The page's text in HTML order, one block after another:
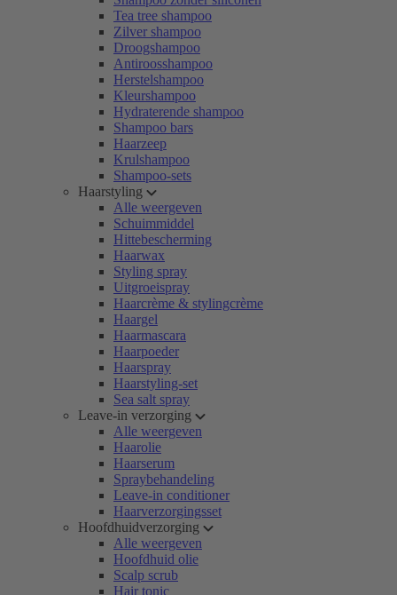
Tea tree shampoo
Zilver shampoo
Droogshampoo
Antiroosshampoo
Herstelshampoo
Kleurshampoo
Hydraterende shampoo
Shampoo bars
Haarzeep
Krulshampoo
Shampoo-sets
Haarstyling
Alle weergeven
Schuimmiddel
Hittebescherming
Haarwax
Styling spray
Uitgroeispray
Haarcrème & stylingcrème
Haargel
Haarmascara
Haarpoeder
Haarspray
Haarstyling-set
Sea salt spray
Leave-in verzorging
Alle weergeven
Haarolie
Haarserum
Spraybehandeling
Leave-in conditioner
Haarverzorgingsset
Hoofdhuidverzorging
Alle weergeven
Hoofdhuid olie
Scalp scrub
Hair tonic